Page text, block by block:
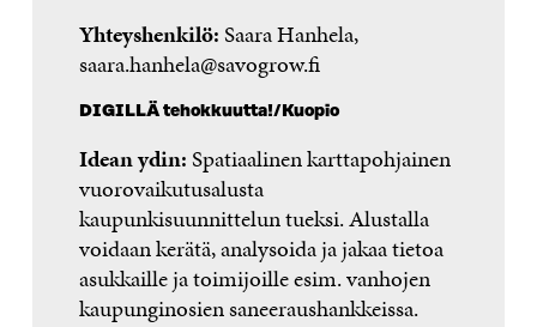
Yhteyshenkilö:Saara Hanhela,
saara.hanhela@savogrow.fi
DIGILLÄ tehokkuutta!/Kuopio
Idean ydin:Spatiaalinen karttapohjainen
vuorovaikutusalusta
kaupunkisuunnittelun tueksi. Alustalla
voidaan kerätä, analysoida ja jakaa tietoa
asukkaille ja toimijoille esim. vanhojen
kaupunginosien saneeraushankkeissa.